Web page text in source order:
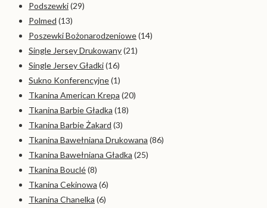
Podszewki(29)
Polmed (13)
Poszewki Bożonarodzeniowe(14)
Single Jersey Drukowany(21)
Single Jersey Gładki(16)
Sukno Konferencyjne(1)
Tkanina American Krepa (20)
Tkanina Barbie Gładka (18)
Tkanina Barbie Żakard (3)
Tkanina Bawełniana Drukowana (86)
Tkanina Bawełniana Gładka (25)
Tkanina Bouclé(8)
Tkanina Cekinowa (6)
Tkanina Chanelka (6)